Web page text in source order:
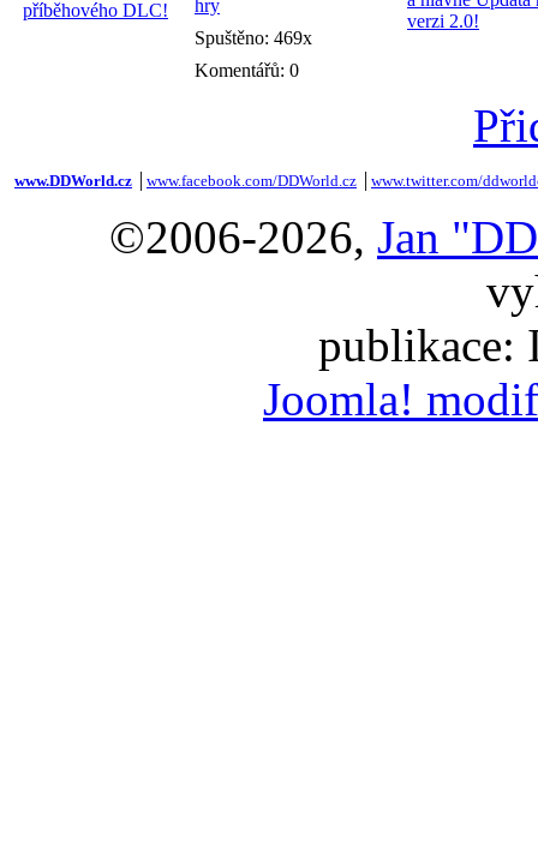
hry
Spuštěno: 469x
Komentářů: 0
www.DDWorld.cz www.facebook.com/DDWorld.cz www.twitter.com/
©2006-2026, Jan
publikace:
Joomla!